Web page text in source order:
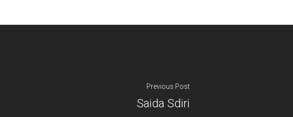
Previous Post
Saida Sdiri